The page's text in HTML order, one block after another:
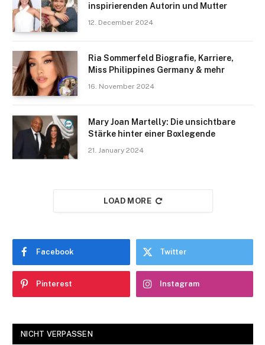
inspirierenden Autorin und Mutter
12. December 2024
Ria Sommerfeld Biografie, Karriere,
Miss Philippines Germany & mehr
16. November 2024
Mary Joan Martelly: Die unsichtbare
Stärke hinter einer Boxlegende
21. January 2024
LOAD MORE
Facebook Twitter
Pinterest Instagram
NICHT VERPASSEN